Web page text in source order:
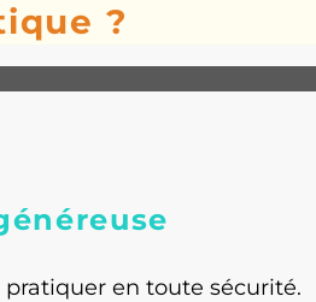
?
en toute sécurité.